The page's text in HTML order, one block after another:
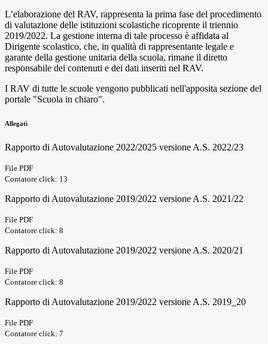
L’elaborazione del RAV, rappresenta la prima fase del procedimento
di valutazione delle istituzioni scolastiche ricoprente il triennio
2019/2022. La gestione interna di tale processo è affidata al
Dirigente scolastico, che, in qualità di rappresentante legale e
garante della gestione unitaria della scuola, rimane il diretto
responsabile dei contenuti e dei dati inseriti nel RAV.
I RAV di tutte le scuole vengono pubblicati nell'apposita sezione del
portale "Scuola in chiaro".
Allegati
Rapporto di Autovalutazione 2022/2025 versione A.S. 2022/23
File PDF
Contatore click: 13
Rapporto di Autovalutazione 2019/2022 versione A.S. 2021/22
File PDF
Contatore click: 8
Rapporto di Autovalutazione 2019/2022 versione A.S. 2020/21
File PDF
Contatore click: 8
Rapporto di Autovalutazione 2019/2022 versione A.S. 2019_20
File PDF
Contatore click: 7